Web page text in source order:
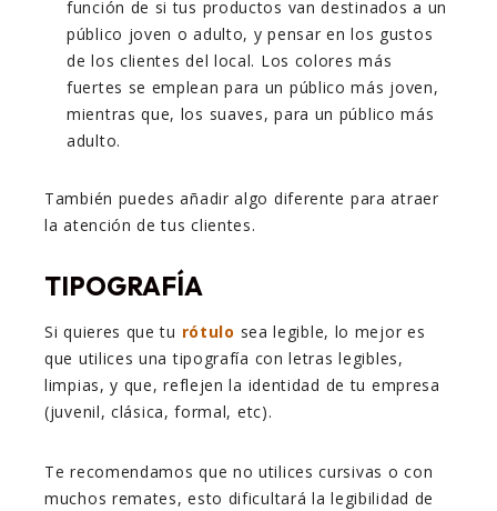
función de si tus productos van destinados a un
público joven o adulto, y pensar en los gustos
de los clientes del local. Los colores más
fuertes se emplean para un público más joven,
mientras que, los suaves, para un público más
adulto.
También puedes añadir algo diferente para atraer
la atención de tus clientes.
TIPOGRAFÍA
Si quieres que tu rótulo sea legible, lo mejor es
que utilices una tipografía con letras legibles,
limpias, y que, reflejen la identidad de tu empresa
(juvenil, clásica, formal, etc).
Te recomendamos que no utilices cursivas o con
muchos remates, esto dificultará la legibilidad de